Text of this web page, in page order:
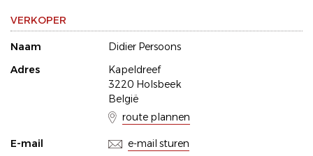
VERKOPER
Naam
Didier Persoons
Adres
Kapeldreef
3220 Holsbeek
België
route plannen
E-mail e-mail sturen